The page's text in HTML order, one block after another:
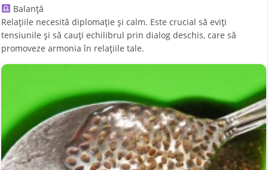
Balanță
Relațiile necesită diplomație și calm. Este crucial să eviți
tensiunile și să cauți echilibrul prin dialog deschis, care să
promoveze armonia în relațiile tale.